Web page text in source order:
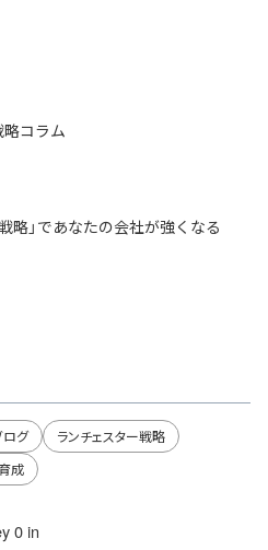
コラム
略」であなたの会社が強くなる
ログ
ランチェスター戦略
成
0 in